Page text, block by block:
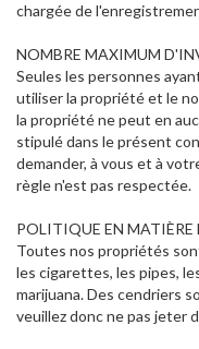
chargée de
NOMBRE MAXIMUM
Seules les personnes
utiliser la propriété et le
la propriété ne peut en
stipulé dans le présent
demander, à vous et à
règle n'est pas respectée.
POLITIQUE EN MATIÈRE
Toutes nos propriétés
les cigarettes, les pipes,
marijuana. Des cendriers
veuillez donc ne pas jeter